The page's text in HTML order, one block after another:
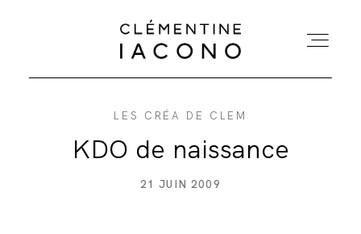
ACCUEIL
LES CRÉA DE CLEM
KDO de naissance
21 JUIN 2009